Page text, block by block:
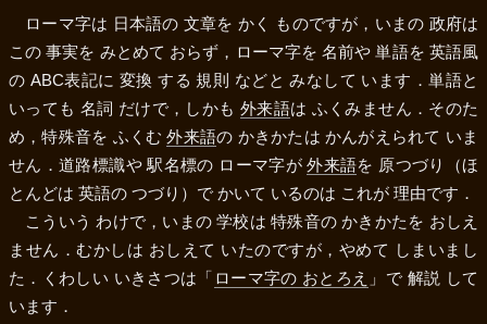
ローマ字は 日本語の 文章を かく ものですが，いまの 政府は
この 事実を みとめて おらず，ローマ字を 名前や 単語を 英語風
の ABC表記に 変換 する 規則 などと みなして います．単語と
いっても 名詞 だけで，しかも 外来語は ふくみません．そのた
め，特殊音を ふくむ外来語の かきかたは かんがえられて いま
せん．道路標識や 駅名標の ローマ字が外来語を 原つづり（ほ
とんどは 英語の つづり）で かいて いるのは これが 理由です．
こういう わけで，いまの 学校は 特殊音の かきかたを おしえ
ません．むかしは おしえて いたのですが，やめて しまいまし
た．くわしい いきさつは「 ローマ字の おとろえ 」で 解説 して
います．